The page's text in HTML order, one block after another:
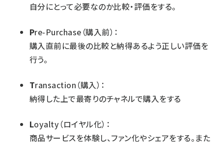
自分にとって必要なのか比較・評価をする。
Pre-Purchase（購入前）：
購入直前に最後の比較と納得あるよう正しい評価を
行う。
Transaction（購入）：
納得した上で最寄りのチャネルで購入をする
Loyalty（ロイヤル化）：
商品サービスを体験し、ファン化やシェアをする。また